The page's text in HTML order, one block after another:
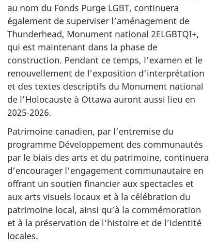
au nom du Fonds Purge LGBT, continuera
également de superviser l’aménagement de
Thunderhead, Monument national 2ELGBTQI+,
qui est maintenant dans la phase de
construction. Pendant ce temps, l’examen et le
renouvellement de l’exposition d’interprétation
et des textes descriptifs du Monument national
de l’Holocauste à Ottawa auront aussi lieu en
2025-2026.
Patrimoine canadien, par l’entremise du
programme Développement des communautés
par le biais des arts et du patrimoine, continuera
d’encourager l’engagement communautaire en
offrant un soutien financier aux spectacles et
aux arts visuels locaux et à la célébration du
patrimoine local, ainsi qu’à la commémoration
et à la préservation de l’histoire et de l’identité
locales.